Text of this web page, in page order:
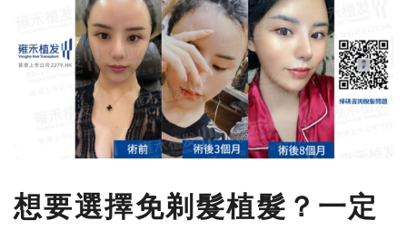
刊登
想要選擇免剃髮植髮？一定